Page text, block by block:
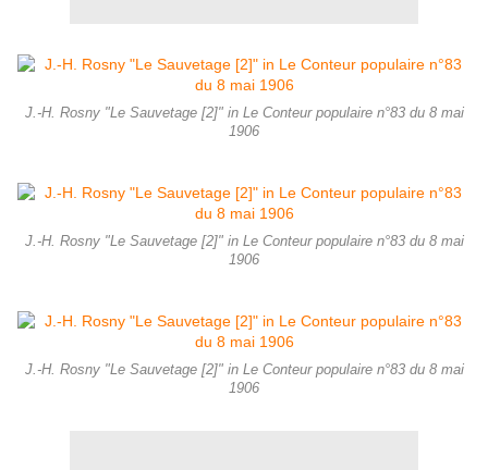
J.-H. Rosny "Le Sauvetage [2]" in Le Conteur populaire n°83 du 8 mai
1906
J.-H. Rosny "Le Sauvetage [2]" in Le Conteur populaire n°83 du 8 mai
1906
J.-H. Rosny "Le Sauvetage [2]" in Le Conteur populaire n°83 du 8 mai
1906